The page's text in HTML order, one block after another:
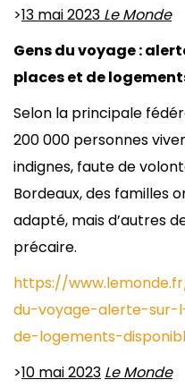
>13 mai 2023 Le Monde
Gens du voyage :
places et de
Selon la principale
200 000 personnes
indignes, faute de
Bordeaux, des familles
adapté, mais d’autres
précaire.
https://
du-voyage-alerte-
de-logements-
>10 mai 2023 Le Monde